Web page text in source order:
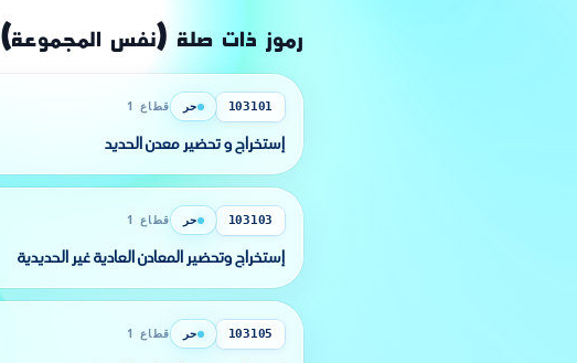
رموز ذات صلة (نفس المجموعة)
103101 حر قطاع 1
إستخراج و تحضير معدن الحديد
103103 حر قطاع 1
إستخراج وتحضير المعادن العادية غير الحديدية
103105 حر قطاع 1